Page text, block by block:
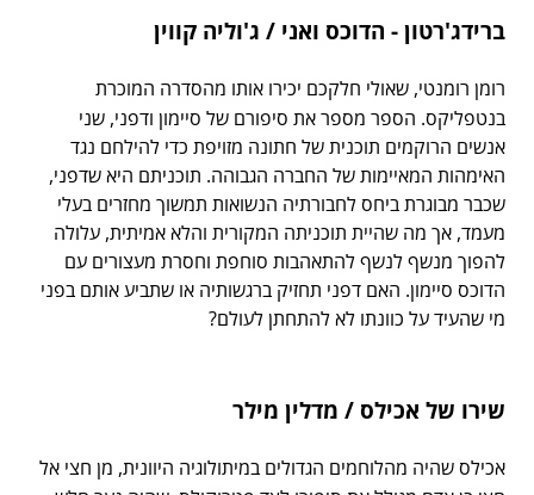
ברידג'רטון - הדוכס ואני / ג'וליה קווין
רומן רומנטי, שאולי חלקכם יכירו אותו מהסדרה המוכרת
בנטפליקס. הספר מספר את סיפורם של סיימון ודפני, שני
אנשים הרוקמים תוכנית של חתונה מזויפת כדי להילחם נגד
האימהות המאיימות של החברה הגבוהה. תוכניתם היא שדפני,
שכבר מבוגרת ביחס לחבורתיה הנשואות תמשוך מחזרים בעלי
מעמד, אך מה שהיית תוכניתה המקורית והלא אמיתית, עלולה
להפוך מנשף לנשף להתאהבות סוחפת וחסרת מעצורים עם
הדוכס סיימון. האם דפני תחזיק ברגשותיה או שתביע אותם בפני
מי שהעיד על כוונתו לא להתחתן לעולם?
שירו של אכילס / מדלין מילר
אכילס שהיה מהלוחמים הגדולים במיתולוגיה היוונית, מן חצי אל